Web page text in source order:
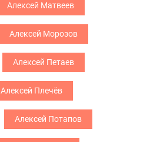
Алексей Матвеев
Алексей Морозов
Алексей Петаев
Алексей Плечёв
Алексей Потапов